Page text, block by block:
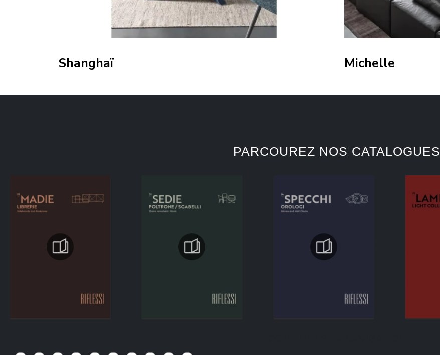
Shanghaï Michelle
PARCOUREZ NOS CATALOGUES